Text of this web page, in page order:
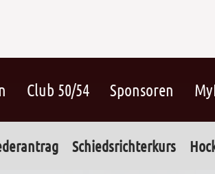
Club 50/54 Sponsoren
Schiedsrichterkurs